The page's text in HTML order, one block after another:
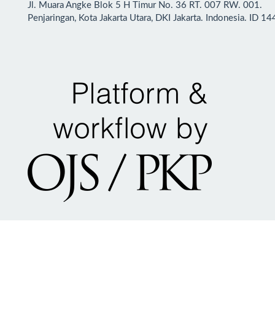
Jl. Muara Angke Blok 5 H Timur No. 36 RT. 007 RW. 001.
Penjaringan, Kota Jakarta Utara, DKI Jakarta. Indonesia. ID